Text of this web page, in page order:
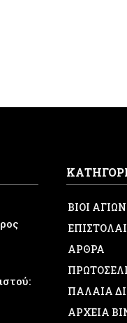
ΒΙΟΙ ΑΓΙΩΝ
ΑΡΘΡΑ
ΠΑΛΑΙΑ
ΑΡΧΕΙΑ